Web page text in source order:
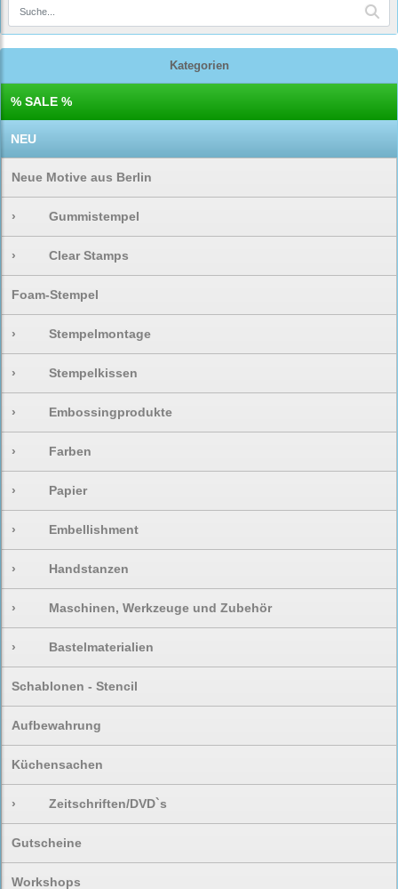
Kategorien
% SALE %
NEU
Neue Motive aus Berlin
› Gummistempel
› Clear Stamps
Foam-Stempel
› Stempelmontage
› Stempelkissen
› Embossingprodukte
› Farben
› Papier
› Embellishment
› Handstanzen
› Maschinen, Werkzeuge und Zubehör
› Bastelmaterialien
Schablonen - Stencil
Aufbewahrung
Küchensachen
› Zeitschriften/DVD`s
Gutscheine
Workshops